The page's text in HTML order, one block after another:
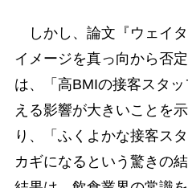
しかし、論文『ウェイ
イメージを真っ向から否
は、「高BMIの接客スタ
える影響が大きいことを
り、「ふくよかな接客ス
カギになるという驚きの